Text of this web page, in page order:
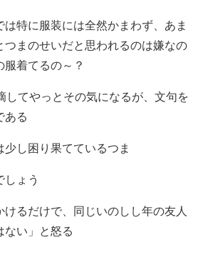
特に服装には全然かまわず、あま
つまのせいだと思われるのは嫌なの
服着てるの～？
してやっとその気になるが、文句を
ある
し困り果てているつま
しょう
るだけで、同じいのしし年の友人
ない」と怒る